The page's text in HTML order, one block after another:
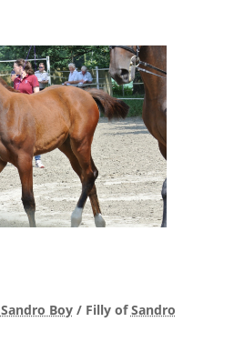
Sandro Boy/ Filly ofSandro